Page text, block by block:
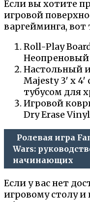
Если вы хотите
игровой
варгейминга,
Roll-Play
Неопреновый
Настольный
Majesty 3′ x
тубусом для
Игровой
Dry Erase
Ролевая игра
Wars:
начинающих
Если у вас нет
игровому столу и